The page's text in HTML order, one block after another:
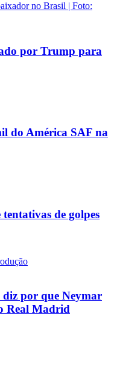
por Trump para
do América SAF na
de golpes
diz por que Neymar
Real Madrid